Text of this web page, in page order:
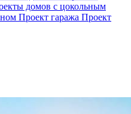
домов с цокольным
Проект гаража Проект